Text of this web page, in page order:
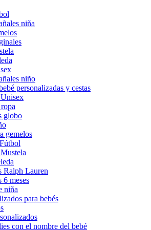
niña
niño
personalizadas y cestas
globo
gemelos
Ralph Lauren
6 meses
niña
para bebés
con el nombre del bebé